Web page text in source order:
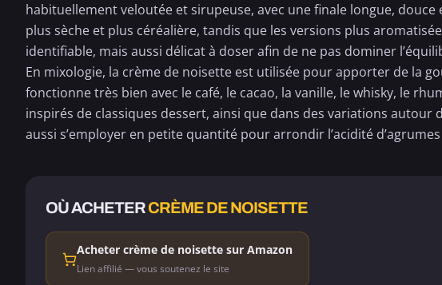
habituellement veloutée et sirupeuse, avec une finale longue,
plus sèche et plus céréalière, tandis que les versions plus
identifiable, mais aussi délicat à doser afin de ne pas dominer
En mixologie, la crème de noisette est utilisée pour apporter de la
fonctionne très bien avec le café, le cacao, la vanille, lewhisky, le
inspirés de classiques dessert, ainsi que dans des variations autour
aussi s’employer en petite quantité pour arrondir l’acidité
OÙ ACHETERCRÈME DE NOISETTE
Acheter crème de noisette sur Amazon
Lien affilié — vous soutenez le site